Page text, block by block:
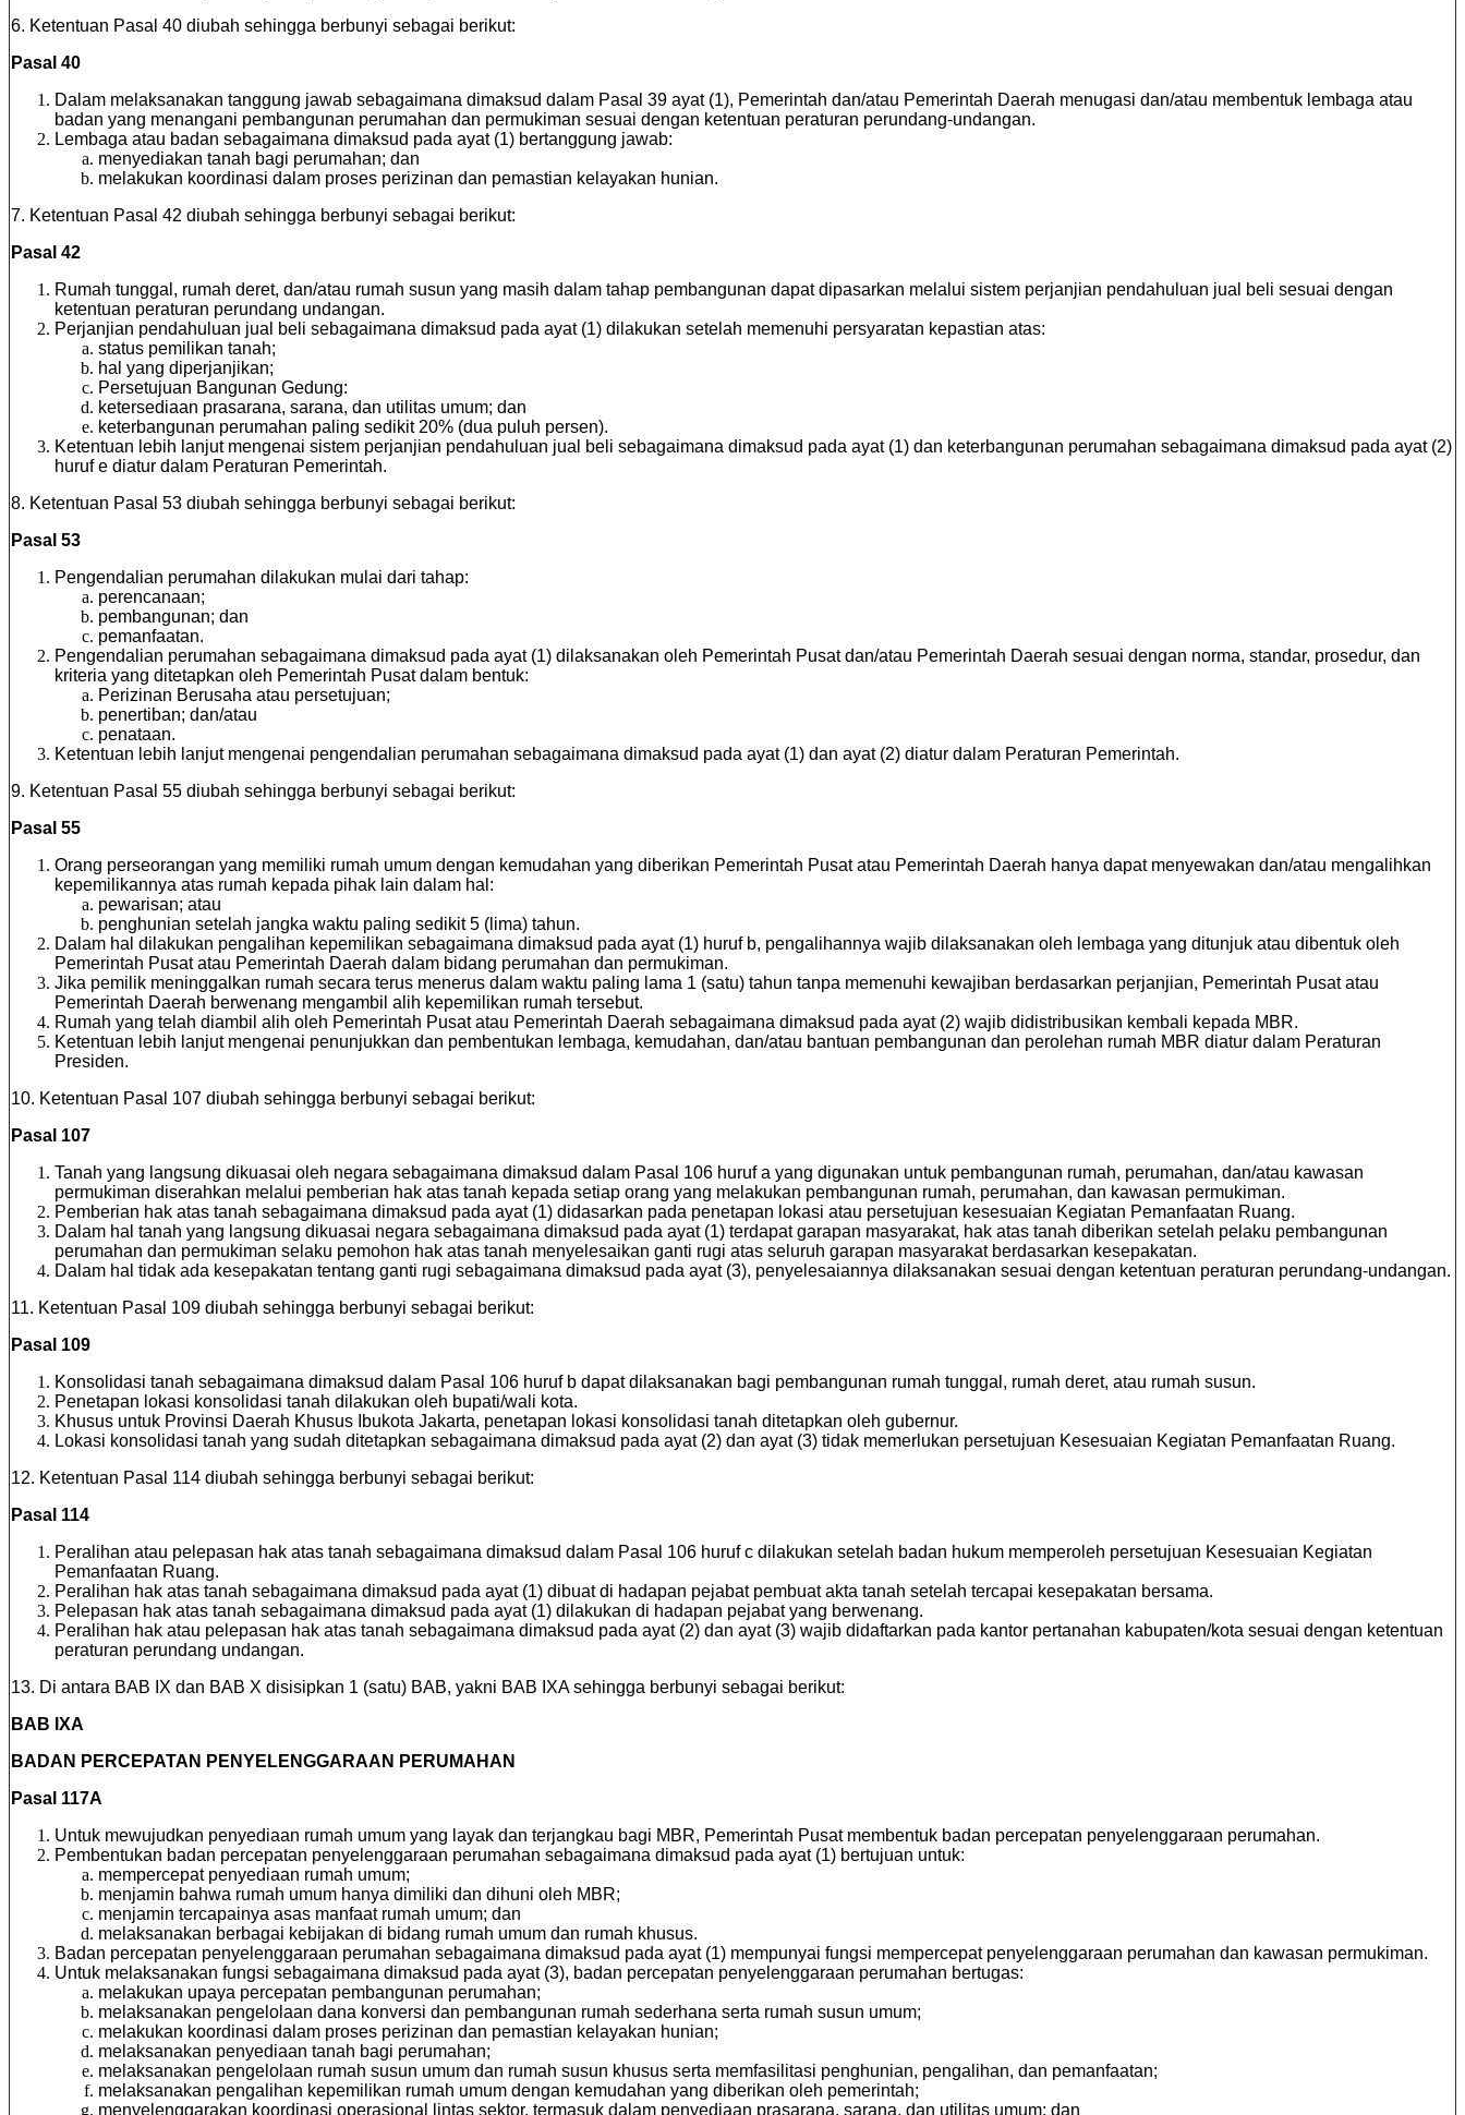
6. Ketentuan Pasal 40 diubah sehingga berbunyi sebagai berikut:
Pasal 40
Dalam melaksanakan tanggung jawab sebagaimana dimaksud dalam Pasal 39 ayat (1), Pemerintah dan/atau Pemerintah Daerah menugasi dan/atau membentuk lembaga atau
badan yang menangani pembangunan perumahan dan permukiman sesuai dengan ketentuan peraturan perundang-undangan.
Lembaga atau badan sebagaimana dimaksud pada ayat (1) bertanggung jawab:
menyediakan tanah bagi perumahan; dan
melakukan koordinasi dalam proses perizinan dan pemastian kelayakan hunian.
7. Ketentuan Pasal 42 diubah sehingga berbunyi sebagai berikut:
Pasal 42
Rumah tunggal, rumah deret, dan/atau rumah susun yang masih dalam tahap pembangunan dapat dipasarkan melalui sistem perjanjian pendahuluan jual beli sesuai dengan
ketentuan peraturan perundang undangan.
Perjanjian pendahuluan jual beli sebagaimana dimaksud pada ayat (1) dilakukan setelah memenuhi persyaratan kepastian atas:
status pemilikan tanah;
hal yang diperjanjikan;
Persetujuan Bangunan Gedung:
ketersediaan prasarana, sarana, dan utilitas umum; dan
keterbangunan perumahan paling sedikit 20% (dua puluh persen).
Ketentuan lebih lanjut mengenai sistem perjanjian pendahuluan jual beli sebagaimana dimaksud pada ayat (1) dan keterbangunan perumahan sebagaimana dimaksud pada ayat (2)
huruf e diatur dalam Peraturan Pemerintah.
8. Ketentuan Pasal 53 diubah sehingga berbunyi sebagai berikut:
Pasal 53
Pengendalian perumahan dilakukan mulai dari tahap:
perencanaan;
pembangunan; dan
pemanfaatan.
Pengendalian perumahan sebagaimana dimaksud pada ayat (1) dilaksanakan oleh Pemerintah Pusat dan/atau Pemerintah Daerah sesuai dengan norma, standar, prosedur, dan
kriteria yang ditetapkan oleh Pemerintah Pusat dalam bentuk:
Perizinan Berusaha atau persetujuan;
penertiban; dan/atau
penataan.
Ketentuan lebih lanjut mengenai pengendalian perumahan sebagaimana dimaksud pada ayat (1) dan ayat (2) diatur dalam Peraturan Pemerintah.
9. Ketentuan Pasal 55 diubah sehingga berbunyi sebagai berikut:
Pasal 55
Orang perseorangan yang memiliki rumah umum dengan kemudahan yang diberikan Pemerintah Pusat atau Pemerintah Daerah hanya dapat menyewakan dan/atau mengalihkan
kepemilikannya atas rumah kepada pihak lain dalam hal:
pewarisan; atau
penghunian setelah jangka waktu paling sedikit 5 (lima) tahun.
Dalam hal dilakukan pengalihan kepemilikan sebagaimana dimaksud pada ayat (1) huruf b, pengalihannya wajib dilaksanakan oleh lembaga yang ditunjuk atau dibentuk oleh
Pemerintah Pusat atau Pemerintah Daerah dalam bidang perumahan dan permukiman.
Jika pemilik meninggalkan rumah secara terus menerus dalam waktu paling lama 1 (satu) tahun tanpa memenuhi kewajiban berdasarkan perjanjian, Pemerintah Pusat atau
Pemerintah Daerah berwenang mengambil alih kepemilikan rumah tersebut.
Rumah yang telah diambil alih oleh Pemerintah Pusat atau Pemerintah Daerah sebagaimana dimaksud pada ayat (2) wajib didistribusikan kembali kepada MBR.
Ketentuan lebih lanjut mengenai penunjukkan dan pembentukan lembaga, kemudahan, dan/atau bantuan pembangunan dan perolehan rumah MBR diatur dalam Peraturan
Presiden.
10. Ketentuan Pasal 107 diubah sehingga berbunyi sebagai berikut:
Pasal 107
Tanah yang langsung dikuasai oleh negara sebagaimana dimaksud dalam Pasal 106 huruf a yang digunakan untuk pembangunan rumah, perumahan, dan/atau kawasan
permukiman diserahkan melalui pemberian hak atas tanah kepada setiap orang yang melakukan pembangunan rumah, perumahan, dan kawasan permukiman.
Pemberian hak atas tanah sebagaimana dimaksud pada ayat (1) didasarkan pada penetapan lokasi atau persetujuan kesesuaian Kegiatan Pemanfaatan Ruang.
Dalam hal tanah yang langsung dikuasai negara sebagaimana dimaksud pada ayat (1) terdapat garapan masyarakat, hak atas tanah diberikan setelah pelaku pembangunan
perumahan dan permukiman selaku pemohon hak atas tanah menyelesaikan ganti rugi atas seluruh garapan masyarakat berdasarkan kesepakatan.
Dalam hal tidak ada kesepakatan tentang ganti rugi sebagaimana dimaksud pada ayat (3), penyelesaiannya dilaksanakan sesuai dengan ketentuan peraturan perundang-undangan.
11. Ketentuan Pasal 109 diubah sehingga berbunyi sebagai berikut:
Pasal 109
Konsolidasi tanah sebagaimana dimaksud dalam Pasal 106 huruf b dapat dilaksanakan bagi pembangunan rumah tunggal, rumah deret, atau rumah susun.
Penetapan lokasi konsolidasi tanah dilakukan oleh bupati/wali kota.
Khusus untuk Provinsi Daerah Khusus Ibukota Jakarta, penetapan lokasi konsolidasi tanah ditetapkan oleh gubernur.
Lokasi konsolidasi tanah yang sudah ditetapkan sebagaimana dimaksud pada ayat (2) dan ayat (3) tidak memerlukan persetujuan Kesesuaian Kegiatan Pemanfaatan Ruang.
12. Ketentuan Pasal 114 diubah sehingga berbunyi sebagai berikut:
Pasal 114
Peralihan atau pelepasan hak atas tanah sebagaimana dimaksud dalam Pasal 106 huruf c dilakukan setelah badan hukum memperoleh persetujuan Kesesuaian Kegiatan
Pemanfaatan Ruang.
Peralihan hak atas tanah sebagaimana dimaksud pada ayat (1) dibuat di hadapan pejabat pembuat akta tanah setelah tercapai kesepakatan bersama.
Pelepasan hak atas tanah sebagaimana dimaksud pada ayat (1) dilakukan di hadapan pejabat yang berwenang.
Peralihan hak atau pelepasan hak atas tanah sebagaimana dimaksud pada ayat (2) dan ayat (3) wajib didaftarkan pada kantor pertanahan kabupaten/kota sesuai dengan ketentuan
peraturan perundang undangan.
13. Di antara BAB IX dan BAB X disisipkan 1 (satu) BAB, yakni BAB IXA sehingga berbunyi sebagai berikut:
BAB IXA
BADAN PERCEPATAN PENYELENGGARAAN PERUMAHAN
Pasal 117A
Untuk mewujudkan penyediaan rumah umum yang layak dan terjangkau bagi MBR, Pemerintah Pusat membentuk badan percepatan penyelenggaraan perumahan.
Pembentukan badan percepatan penyelenggaraan perumahan sebagaimana dimaksud pada ayat (1) bertujuan untuk:
mempercepat penyediaan rumah umum;
menjamin bahwa rumah umum hanya dimiliki dan dihuni oleh MBR;
menjamin tercapainya asas manfaat rumah umum; dan
melaksanakan berbagai kebijakan di bidang rumah umum dan rumah khusus.
Badan percepatan penyelenggaraan perumahan sebagaimana dimaksud pada ayat (1) mempunyai fungsi mempercepat penyelenggaraan perumahan dan kawasan permukiman.
Untuk melaksanakan fungsi sebagaimana dimaksud pada ayat (3), badan percepatan penyelenggaraan perumahan bertugas:
melakukan upaya percepatan pembangunan perumahan;
melaksanakan pengelolaan dana konversi dan pembangunan rumah sederhana serta rumah susun umum;
melakukan koordinasi dalam proses perizinan dan pemastian kelayakan hunian;
melaksanakan penyediaan tanah bagi perumahan;
melaksanakan pengelolaan rumah susun umum dan rumah susun khusus serta memfasilitasi penghunian, pengalihan, dan pemanfaatan;
melaksanakan pengalihan kepemilikan rumah umum dengan kemudahan yang diberikan oleh pemerintah;
menyelenggarakan koordinasi operasional lintas sektor, termasuk dalam penyediaan prasarana, sarana, dan utilitas umum; dan